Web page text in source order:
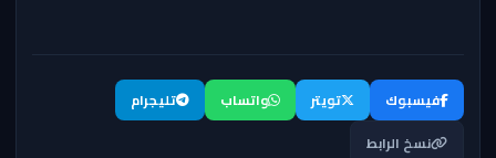
فيسبوك تويتر واتساب
تليجرام
نسخ الرابط